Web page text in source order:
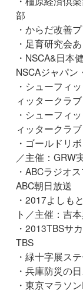
部
・からだ改善
・足育研究会
・NSCA&日本
NSCAジャパン
・シューフィ
ィッタークラブ
・シューフィ
ィッタークラブ
・ゴールドリ
／主催：GRW
・ABCラジオ
ABC朝日放送
・2017よしも
ト／主催：吉
・2013TBSサ
TBS
・緑十字展ス
・兵庫防災の
・東京マラソ